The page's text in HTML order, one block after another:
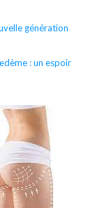
génération
: un espoir